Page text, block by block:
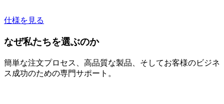
仕様を見る
なぜ私たちを選ぶのか
簡単な注文プロセス、高品質な製品、そしてお客様のビジネ
ス成功のための専門サポート。